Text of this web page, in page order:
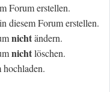
Forum erstellen.
diesem Forum erstellen.
nichtändern.
nichtlöschen.